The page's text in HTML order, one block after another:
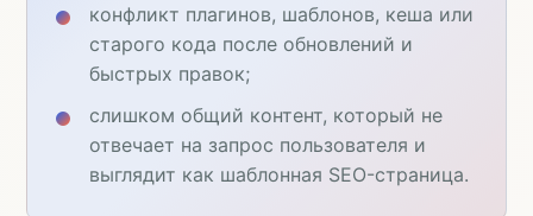
конфликт плагинов, шаблонов, кеша или
старого кода после обновлений и
быстрых правок;
слишком общий контент, который не
отвечает на запрос пользователя и
выглядит как шаблонная SEO-страница.